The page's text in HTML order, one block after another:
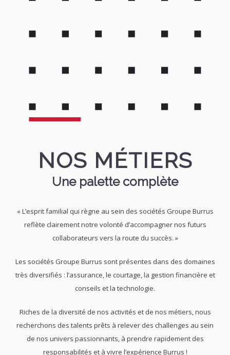
NOS MÉTIERS
Une palette complète
« L’esprit familial qui règne au sein des sociétés Groupe Burrus
reflète clairement notre volonté d’accompagner nos futurs
collaborateurs vers la route du succès. »
Les sociétés Groupe Burrus sont présentes dans des domaines
très diversifiés : l’assurance, le courtage, la gestion financière et
conseils et la technologie.
Riches de la diversité de nos activités et de nos métiers, nous
recherchons des talents prêts à relever des challenges au sein
de nos univers passionnants, à prendre rapidement des
responsabilités et à vivre l’expérience Burrus !